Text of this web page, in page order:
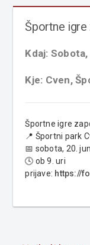
Športne
Kdaj:
Kje: Cven,
Športne igre
📍 Športni park
📅 sobota, 20.
🕓 ob 9. uri
prijave: https://